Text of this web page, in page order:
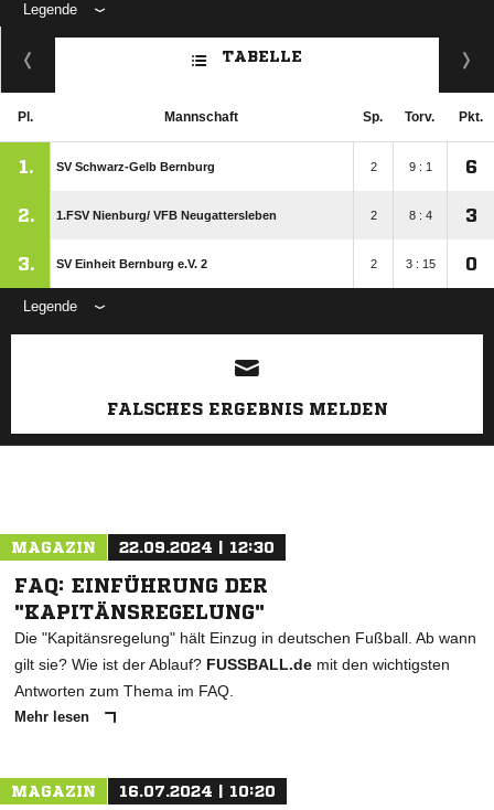
Legende
TABELLE
Pl. Mannschaft Sp. Torv. Pkt.
1. SV Schwarz-Gelb Bernburg 2 9 : 1 6
2. 1.FSV Nienburg/​ VFB Neugattersleben 2 8 : 4 3
3. SV Einheit Bernburg e.V. 2 2 3 : 15 0
Legende
ANZEIGE
FALSCHES ERGEBNIS MELDEN
MAGAZIN 22.09.2024 | 12:30
FAQ: EINFÜHRUNG DER
"KAPITÄNSREGELUNG"
Die "Kapitänsregelung" hält Einzug in deutschen Fußball. Ab wann
gilt sie? Wie ist der Ablauf? FUSSBALL.de mit den wichtigsten
Antworten zum Thema im FAQ.
Mehr lesen
MAGAZIN 16.07.2024 | 10:20